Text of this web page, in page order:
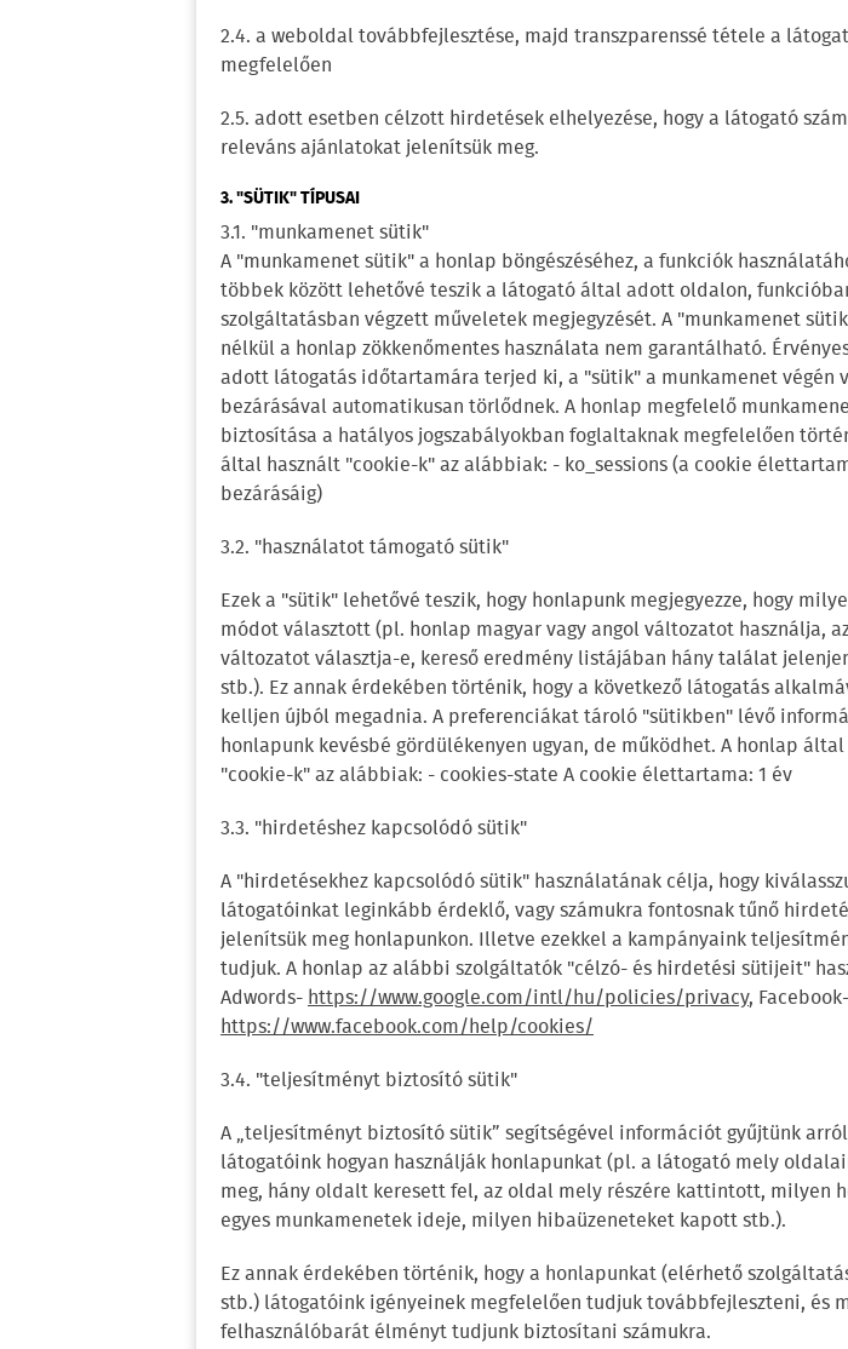
2.4. a weboldal továbbfejlesztése, majd transzparenssé tétele a
megfelelően
2.5. adott esetben célzott hirdetések elhelyezése, hogy a látogató
releváns ajánlatokat jelenítsük meg.
3. "SÜTIK" TÍPUSAI
3.1. "munkamenet sütik"
A "munkamenet sütik" a honlap böngészéséhez, a funkciók
többek között lehetővé teszik a látogató által adott oldalon,
szolgáltatásban végzett műveletek megjegyzését. A "munkamenet
nélkül a honlap zökkenőmentes használata nem garantálható.
adott látogatás időtartamára terjed ki, a "sütik" a munkamenet végén
bezárásával automatikusan törlődnek. A honlap megfelelő
biztosítása a hatályos jogszabályokban foglaltaknak megfelelően
által használt "cookie-k" az alábbiak: - ko_sessions (a cookie
bezárásáig)
3.2. "használatot támogató sütik"
Ezek a "sütik" lehetővé teszik, hogy honlapunk megjegyezze, hogy
módot választott (pl. honlap magyar vagy angol változatot használja,
változatot választja-e, kereső eredmény listájában hány találat
stb.). Ez annak érdekében történik, hogy a következő látogatás
kelljen újból megadnia. A preferenciákat tároló "sütikben" lévő
honlapunk kevésbé gördülékenyen ugyan, de működhet. A honlap
"cookie-k" az alábbiak: - cookies-state A cookie élettartama: 1 év
3.3. "hirdetéshez kapcsolódó sütik"
A "hirdetésekhez kapcsolódó sütik" használatának célja, hogy
látogatóinkat leginkább érdeklő, vagy számukra fontosnak tűnő
jelenítsük meg honlapunkon. Illetve ezekkel a kampányaink
tudjuk. A honlap az alábbi szolgáltatók "célzó- és hirdetési sütijeit"
Adwords​-https://www.google.com/intl/hu/policies/privacy, Facebook​-
https://www.facebook.com/help/cookies/
3.4. "teljesítményt biztosító sütik"
A „teljesítményt biztosító sütik” segítségével információt gyűjtünk
látogatóink hogyan használják honlapunkat (pl. a látogató mely
meg, hány oldalt keresett fel, az oldal mely részére kattintott, milyen
egyes munkamenetek ideje, milyen hibaüzeneteket kapott stb.).
Ez annak érdekében történik, hogy a honlapunkat (elérhető
stb.) látogatóink igényeinek megfelelően tudjuk továbbfejleszteni, és
felhasználóbarát élményt tudjunk biztosítani számukra.